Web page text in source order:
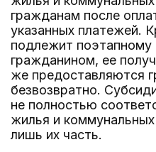
гражданам после
указанных платежей.
подлежит поэтапному
гражданином, ее
же предоставляются
безвозвратно.
не полностью
жилья и коммунальных
лишь их часть.